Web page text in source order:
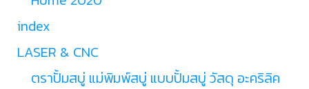
index
LASER & CNC
ตราปั้มสบู่ แม่พิมพ์สบู่ แบบปั้มสบู่ วัสดุ อะคริลิค